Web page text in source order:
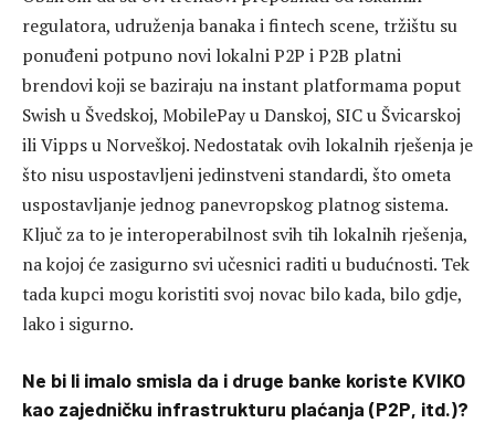
regulatora, udruženja banaka i fintech scene, tržištu su
ponuđeni potpuno novi lokalni P2P i P2B platni
brendovi koji se baziraju na instant platformama poput
Swish u Švedskoj, MobilePay u Danskoj, SIC u Švicarskoj
ili Vipps u Norveškoj. Nedostatak ovih lokalnih rješenja je
što nisu uspostavljeni jedinstveni standardi, što ometa
uspostavljanje jednog panevropskog platnog sistema.
Ključ za to je interoperabilnost svih tih lokalnih rješenja,
na kojoj će zasigurno svi učesnici raditi u budućnosti. Tek
tada kupci mogu koristiti svoj novac bilo kada, bilo gdje,
lako i sigurno.
Ne bi li imalo smisla da i druge banke koriste KVIKO
kao zajedničku infrastrukturu plaćanja (P2P, itd.)?